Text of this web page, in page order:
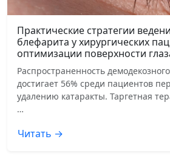
Практические стратегии
блефарита у хирургических
оптимизации поверхности
Распространенность
достигает 56% среди пациентов
удалению катаракты. Таргетная
…
Читать →